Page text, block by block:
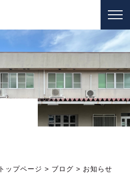
トップページ > ブログ > お知らせ